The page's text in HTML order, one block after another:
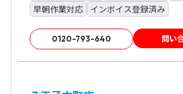
早朝作業対応
インボイス登録済み
0120-793-640 問い